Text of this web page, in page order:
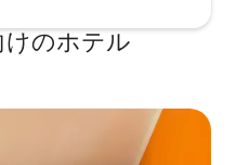
のホ⁠テ⁠ル